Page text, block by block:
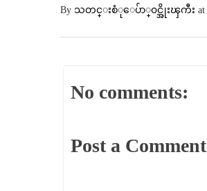
By သတင္းစံုေပ်ာ္၀င္အိုးၾကီး at
No comments:
Post a Comment